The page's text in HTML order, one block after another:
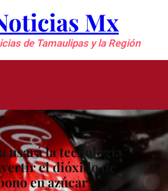
Mx
de Tamaulipas y la Región
usará la tecnología
el dióxido de
en azúcar